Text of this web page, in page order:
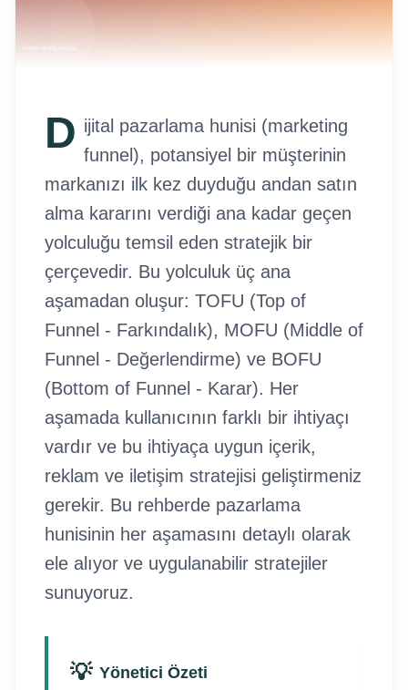
D ijital pazarlama hunisi (marketing
funnel), potansiyel bir müşterinin
markanızı ilk kez duyduğu andan satın
alma kararını verdiği ana kadar geçen
yolculuğu temsil eden stratejik bir
çerçevedir. Bu yolculuk üç ana
aşamadan oluşur: TOFU (Top of
Funnel - Farkındalık), MOFU (Middle of
Funnel - Değerlendirme) ve BOFU
(Bottom of Funnel - Karar). Her
aşamada kullanıcının farklı bir ihtiyaçı
vardır ve bu ihtiyaça uygun içerik,
reklam ve iletişim stratejisi geliştirmeniz
gerekir. Bu rehberde pazarlama
hunisinin her aşamasını detaylı olarak
ele alıyor ve uygulanabilir stratejiler
sunuyoruz.
💡 Yönetici Özeti